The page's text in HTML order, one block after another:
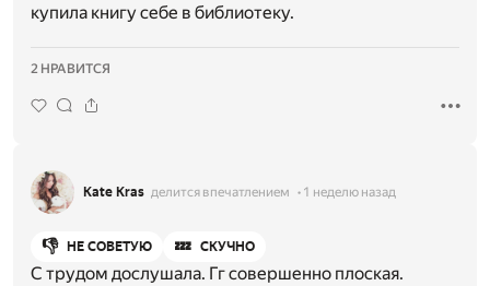
купила книгу себе в библиотеку.
2 НРАВИТСЯ
Kate Kras делится впечатлением 1 неделю назад
👎 НЕ СОВЕТУЮ 💤 СКУЧНО
С трудом дослушала. Гг совершенно плоская.